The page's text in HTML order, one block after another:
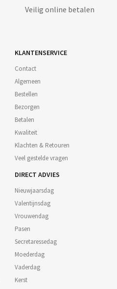
Veilig online betalen
KLANTENSERVICE
Contact
Algemeen
Bestellen
Bezorgen
Betalen
Kwaliteit
Klachten & Retouren
Veel gestelde vragen
DIRECT ADVIES
Nieuwjaarsdag
Valentijnsdag
Vrouwendag
Pasen
Secretaressedag
Moederdag
Vaderdag
Kerst